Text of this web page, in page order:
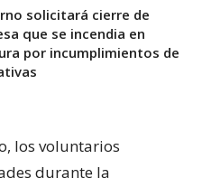
solicitará cierre de
que se incendia en
por incumplimientos de
los voluntarios
durante la